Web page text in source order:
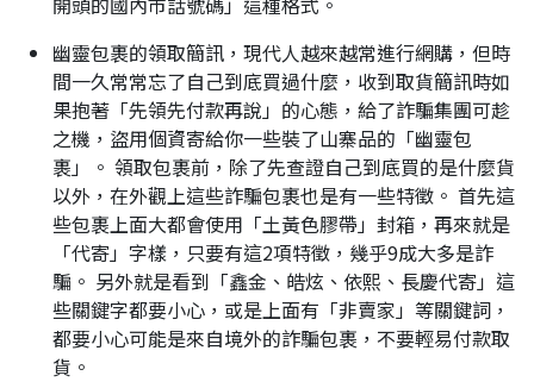
幽靈包裹的領取簡訊，現代人越來越常進行網購，但時
間一久常常忘了自己到底買過什麼，收到取貨簡訊時如
果抱著「先領先付款再說」的心態，給了詐騙集團可趁
之機，盜用個資寄給你一些裝了山寨品的「幽靈包
裹」。 領取包裹前，除了先查證自己到底買的是什麼貨
以外，在外觀上這些詐騙包裹也是有一些特徵。 首先這
些包裹上面大都會使用「土黃色膠帶」封箱，再來就是
「代寄」字樣，只要有這2項特徵，幾乎9成大多是詐
騙。 另外就是看到「鑫金、皓炫、依熙、長慶代寄」這
些關鍵字都要小心，或是上面有「非賣家」等關鍵詞，
都要小心可能是來自境外的詐騙包裹，不要輕易付款取
貨。